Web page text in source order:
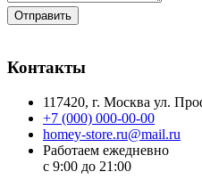
Отправить
Контакты
117420, г. Москва ул.
+7 (000) 000-00-00
homey-store.ru@mail.ru
Работаем ежедневно
с 9:00 до 21:00